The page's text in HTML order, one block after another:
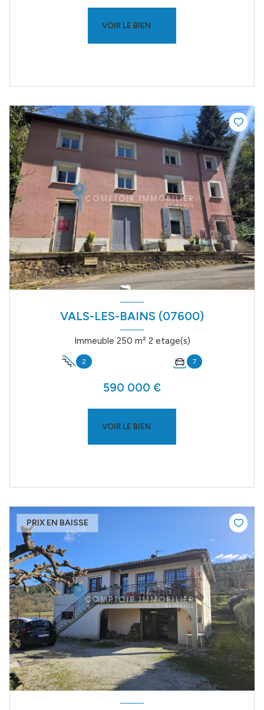
VOIR LE BIEN
VALS-LES-BAINS (07600)
Immeuble 250 m² 2 etage(s)
2 7
590 000 €
VOIR LE BIEN
PRIX EN BAISSE